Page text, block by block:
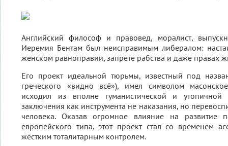
Английский философ и правовед, моралист,
Иеремия Бентам был неисправимым либералом:
женском равноправии, запрете рабства и даже правах
Его проект идеальной тюрьмы, известный под
греческого «видно всё»), имел символом
исходил из вполне гуманистической и
заключения как инструмента не наказания, но
человека. Оказав огромное влияние на развитие
европейского типа, этот проект стал со временем
жёстким тоталитарным контролем.